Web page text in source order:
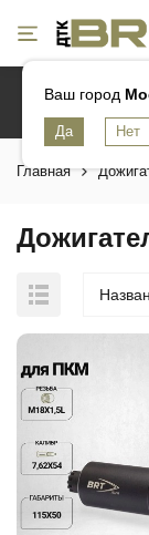
Ваш город
Главная